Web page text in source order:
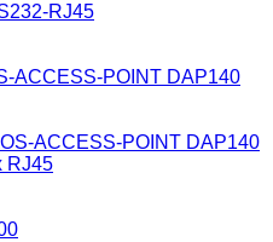
RJ45
ACCESS-POINT DAP140
RJ45